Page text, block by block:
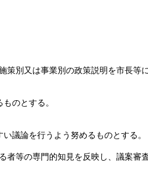
策別又は事業別の政策説明を市長等
のとする。
議論を行うよう努めるものとする。
等の専門的知見を反映し、議案審